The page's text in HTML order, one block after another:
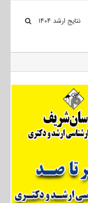
نتایج ارشد ۱۴۰۴